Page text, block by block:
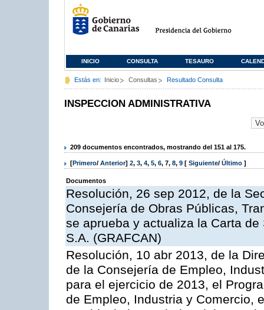
INICIO CONSULTA TESAURO
Estás en: Inicio Consultas Resultado Consulta
INSPECCION ADMINISTRATIVA
209 documentos encontrados, mostrando del 151 al 175.
[Primero/ Anterior] 2, 3, 4, 5, 6, 7, 8, 9 [ Siguiente/ Último ]
Documentos
Resolución, 26 sep 2012, de la
Consejería de Obras Públicas,
se aprueba y actualiza la Carta
S.A. (GRAFCAN)
Resolución, 10 abr 2013, de la
de la Consejería de Empleo,
para el ejercicio de 2013, el
de Empleo, Industria y Comercio,